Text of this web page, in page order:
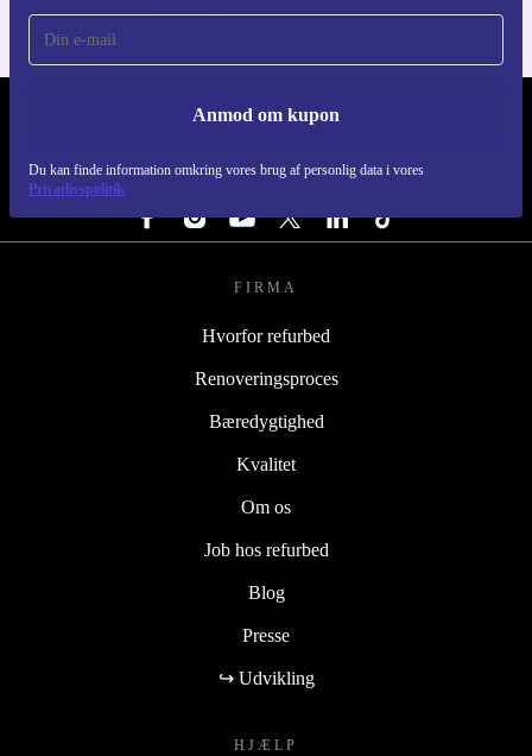
Anmod om kupon
Du kan finde information omkring vores brug af personlig data i vores
Privatlivspolitik
REFURBED DANMARK - RETHINK NEW.
FØLG OS
FIRMA
Hvorfor refurbed
Renoveringsproces
Bæredygtighed
Kvalitet
Om os
Job hos refurbed
Blog
Presse
↪ Udvikling
HJÆLP